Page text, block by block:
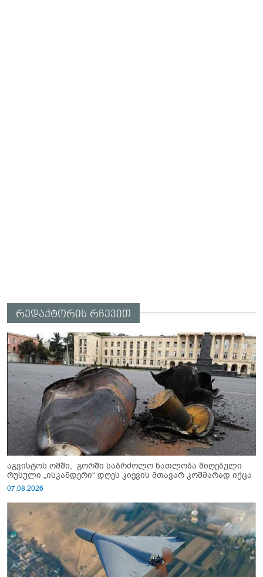
რედაქტორის რჩევით
აგვისტოს ომში, გორში საბრძოლო ნათლობა მიღებული
რუსული „ისკანდერი“ დღეს კიევის მთავარ კოშმარად იქცა
07.08.2026